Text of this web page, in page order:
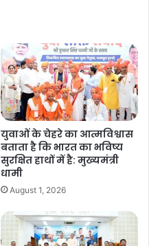
युवाओं के चेहरे का आत्मविश्वास
बताता है कि भारत का भविष्य
सुरक्षित हाथों में है: मुख्यमंत्री
धामी
August 1, 2026